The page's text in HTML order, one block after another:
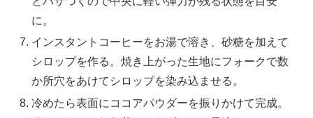
に。
インスタントコーヒーをお湯で溶き、砂糖を加えて
シロップを作る。焼き上がった生地にフォークで数
か所穴をあけてシロップを染み込ませる。
冷めたら表面にココアパウダーを振りかけて完成。